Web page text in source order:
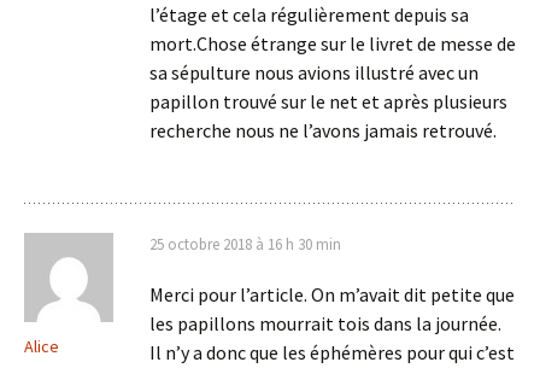
l’étage et cela régulièrement depuis sa
mort.Chose étrange sur le livret de messe de
sa sépulture nous avions illustré avec un
papillon trouvé sur le net et après plusieurs
recherche nous ne l’avons jamais retrouvé.
Alice
25 octobre 2018 à 16 h 30 min
Merci pour l’article. On m’avait dit petite que
les papillons mourrait tois dans la journée.
Il n’y a donc que les éphémères pour qui c’est